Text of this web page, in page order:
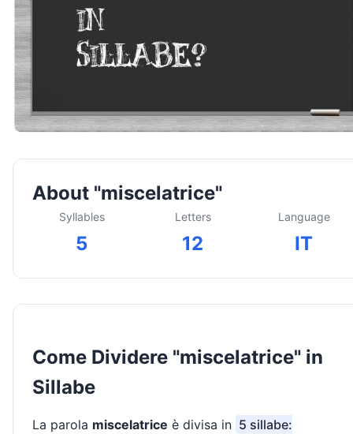
About "miscelatrice"
Syllables
5
Letters
12
Language
IT
Come Dividere "miscelatrice" in
Sillabe
La parola miscelatrice è divisa in 5 sillabe: